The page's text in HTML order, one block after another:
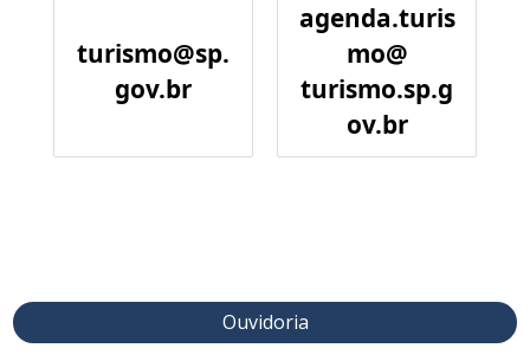
turismo@sp.
gov.br
agenda.turis
mo@
turismo.sp.g
ov.br
Ouvidoria